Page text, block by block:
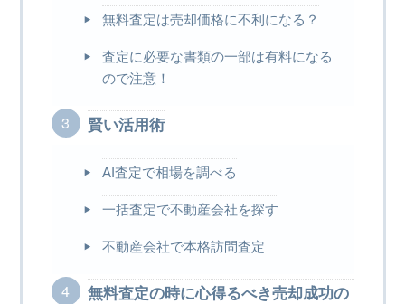
無料査定は売却価格に不利になる？
査定に必要な書類の一部は有料になる
ので注意！
賢い活用術
AI査定で相場を調べる
一括査定で不動産会社を探す
不動産会社で本格訪問査定
無料査定の時に心得るべき売却成功の